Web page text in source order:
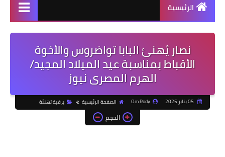
الرئيسية
نصار يُهنئ البابا تواضروس والأخوة
الأقباط بمناسبة عيد الميلاد المجيد/
الهرم المصرى نيوز
Om Rody الصفحة الرئيسية برقية تهنئة
الحجم